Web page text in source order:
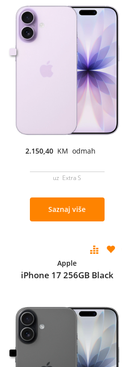
2.150,40 KM odmah
uz Extra S
Saznaj više
Apple
iPhone 17 256GB Black